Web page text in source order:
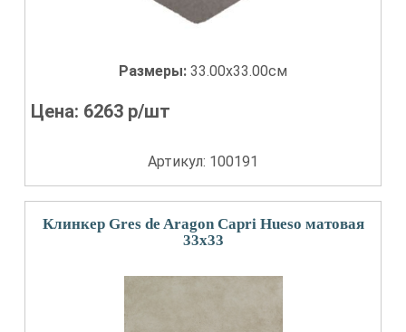
Размеры: 33.00x33.00см
Цена: 6263 р/шт
Артикул: 100191
Клинкер Gres de Aragon Capri Hueso матовая
33x33